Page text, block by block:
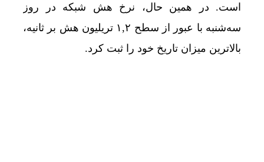
است. در همین حال، نرخ هش شبکه در روز
سه‌شنبه با عبور از سطح ۱,۲ تریلیون هش بر ثانیه،
بالاترین میزان تاریخ خود را ثبت کرد.